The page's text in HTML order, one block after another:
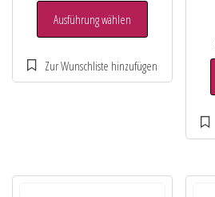
Ausführung wählen